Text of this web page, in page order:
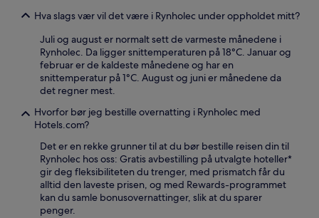
Hva slags vær vil det være i Rynholec under oppholdet mitt?
Juli og august er normalt sett de varmeste månedene i
Rynholec. Da ligger snittemperaturen på 18°C. Januar og
februar er de kaldeste månedene og har en
snittemperatur på 1°C. August og juni er månedene da
det regner mest.
Hvorfor bør jeg bestille overnatting i Rynholec med
Hotels.com?
Det er en rekke grunner til at du bør bestille reisen din til
Rynholec hos oss: Gratis avbestilling på utvalgte hoteller*
gir deg fleksibiliteten du trenger, med prismatch får du
alltid den laveste prisen, og med Rewards-programmet
kan du samle bonusovernattinger, slik at du sparer
penger.